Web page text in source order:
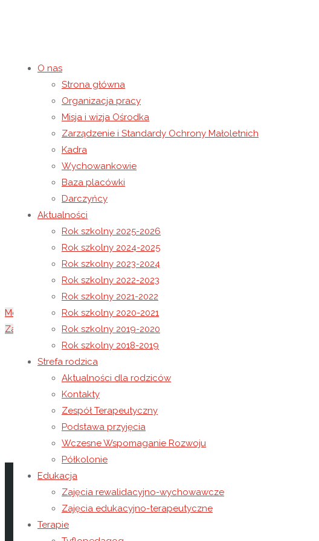
O nas
Strona główna
Organizacja pracy
Misja i wizja Ośrodka
Zarządzenie i Standardy Ochrony Małoletnich
Kadra
Wychowankowie
Baza placówki
Darczyńcy
Aktualności
Rok szkolny 2025-2026
Rok szkolny 2024-2025
Rok szkolny 2023-2024
Rok szkolny 2022-2023
Rok szkolny 2021-2022
Rok szkolny 2020-2021
Rok szkolny 2019-2020
Rok szkolny 2018-2019
Strefa rodzica
Aktualności dla rodziców
Kontakty
Zespół Terapeutyczny
Podstawa przyjęcia
Wczesne Wspomaganie Rozwoju
Półkolonie
Edukacja
Zajęcia rewalidacyjno-wychowawcze
Zajęcia edukacyjno-terapeutyczne
Terapie
Spotkanie Grupy Wsparcia
18 listopada 2022
Strona główna Rok szkolny 2022-2023
Metoda Porannego Kręgu
Zajęcia kulinarne
18 listopada 202222 lutego 2023
Aspekty prawne opieki nad dorosłą osobą niepełnosprawną
Obowiązki prawne rodzica, którego prawa zostały
Kontakt
Niepubliczny Ośrodek Rewalidacyjno-Wychowawczy Caritas w
Wysoka 49
37-100 Łańcut